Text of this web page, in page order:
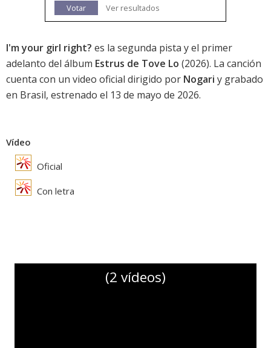
Votar
Ver resultados
I'm your girl right? es la segunda pista y el primer
adelanto del álbum Estrus de Tove Lo (2026). La canción
cuenta con un video oficial dirigido por Nogari y grabado
en Brasil, estrenado el 13 de mayo de 2026.
Vídeo
Oficial
Con letra
(2 vídeos)